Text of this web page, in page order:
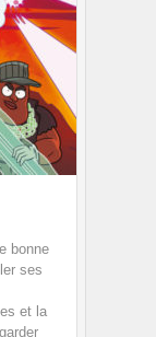
bonne
ses
et la